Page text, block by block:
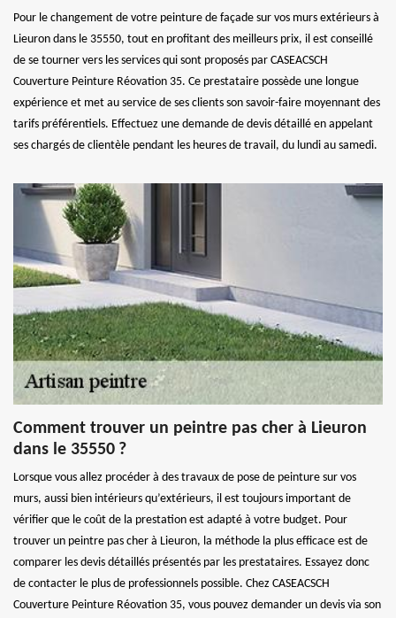
Pour le changement de votre peinture de façade sur vos murs extérieurs à
Lieuron dans le 35550, tout en profitant des meilleurs prix, il est conseillé
de se tourner vers les services qui sont proposés par CASEACSCH
Couverture Peinture Réovation 35. Ce prestataire possède une longue
expérience et met au service de ses clients son savoir-faire moyennant des
tarifs préférentiels. Effectuez une demande de devis détaillé en appelant
ses chargés de clientèle pendant les heures de travail, du lundi au samedi.
Comment trouver un peintre pas cher à Lieuron
dans le 35550 ?
Lorsque vous allez procéder à des travaux de pose de peinture sur vos
murs, aussi bien intérieurs qu’extérieurs, il est toujours important de
vérifier que le coût de la prestation est adapté à votre budget. Pour
trouver un peintre pas cher à Lieuron, la méthode la plus efficace est de
comparer les devis détaillés présentés par les prestataires. Essayez donc
de contacter le plus de professionnels possible. Chez CASEACSCH
Couverture Peinture Réovation 35, vous pouvez demander un devis via son